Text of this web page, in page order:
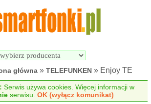
główna » TELEFUNKEN » Enjoy TE
Serwis używa cookies. Więcej informacji w
serwisu.OK (wyłącz komunikat)